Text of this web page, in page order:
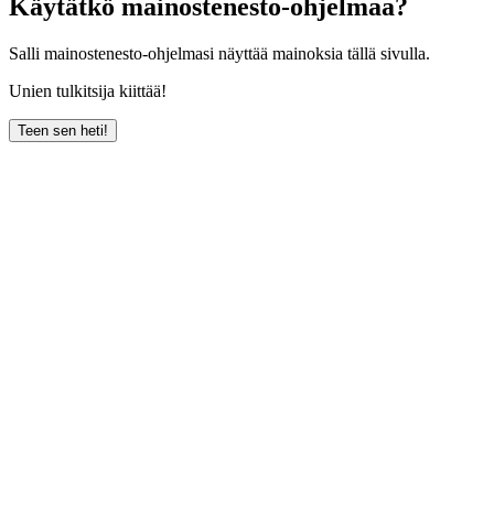
Käytätkö mainostenesto-ohjelmaa?
Salli mainostenesto-ohjelmasi näyttää mainoksia tällä sivulla.
Unien tulkitsija kiittää!
Teen sen heti!